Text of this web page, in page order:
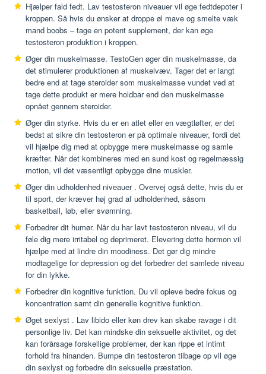
Hjælper fald fedt. Lav testosteron niveauer vil øge fedtdepoter i
kroppen. Så hvis du ønsker at droppe øl mave og smelte væk
mand boobs – tage en potent supplement, der kan øge
testosteron produktion i kroppen.
Øger din muskelmasse. TestoGen øger din muskelmasse, da
det stimulerer produktionen af muskelvæv. Tager det er langt
bedre end at tage steroider som muskelmasse vundet ved at
tage dette produkt er mere holdbar end den muskelmasse
opnået gennem steroider.
Øger din styrke. Hvis du er en atlet eller en vægtløfter, er det
bedst at sikre din testosteron er på optimale niveauer, fordi det
vil hjælpe dig med at opbygge mere muskelmasse og samle
kræfter. Når det kombineres med en sund kost og regelmæssig
motion, vil det væsentligt opbygge dine muskler.
Øger din udholdenhed niveauer. Overvej også dette, hvis du er
til sport, der kræver høj grad af udholdenhed, såsom
basketball, løb, eller svømning.
Forbedrer dit humør. Når du har lavt testosteron niveau, vil du
føle dig mere irritabel og deprimeret. Elevering dette hormon vil
hjælpe med at lindre din moodiness. Det gør dig mindre
modtagelige for depression og det forbedrer det samlede niveau
for din lykke.
Forbedrer din kognitive funktion. Du vil opleve bedre fokus og
koncentration samt din generelle kognitive funktion.
Øget sexlyst . Lav libido eller køn drev kan skabe ravage i dit
personlige liv. Det kan mindske din seksuelle aktivitet, og det
kan forårsage forskellige problemer, der kan rippe et intimt
forhold fra hinanden. Bumpe din testosteron tilbage op vil øge
din sexlyst og forbedre din seksuelle præstation.